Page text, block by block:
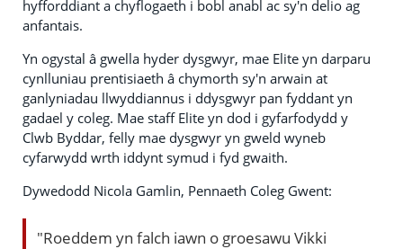
hyfforddiant a chyflogaeth i bobl anabl ac sy'n delio ag
anfantais.
Yn ogystal â gwella hyder dysgwyr, mae Elite yn darparu
cynlluniau prentisiaeth â chymorth sy'n arwain at
ganlyniadau llwyddiannus i ddysgwyr pan fyddant yn
gadael y coleg. Mae staff Elite yn dod i gyfarfodydd y
Clwb Byddar, felly mae dysgwyr yn gweld wyneb
cyfarwydd wrth iddynt symud i fyd gwaith.
Dywedodd Nicola Gamlin, Pennaeth Coleg Gwent:
"Roeddem yn falch iawn o groesawu Vikki